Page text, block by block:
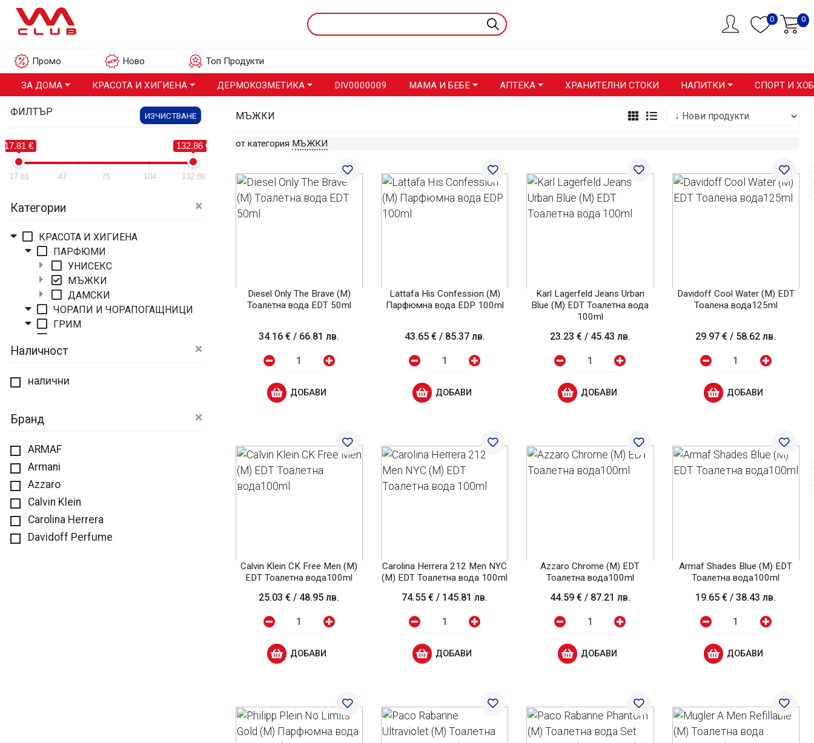
0 0
Промо Ново Топ Продукти
ЗА ДОМА КРАСОТА И ХИГИЕНА ДЕРМОКОЗМЕТИКА DIV0000009 МАМА И БЕБЕ АПТЕКА ХРАНИТЕЛНИ СТОКИ НАПИТКИ СПОРТ И
ФИЛТЪР ИЗЧИСТВАНЕ
17.81 € 132.86 €
17.81 47 75 104 132.86
Категории
КРАСОТА И ХИГИЕНА
ПАРФЮМИ
УНИСЕКС
МЪЖКИ
ДАМСКИ
ЧОРАПИ И ЧОРАПОГАЩНИЦИ
ГРИМ
ЗА ТЯЛО
ЗА ЛИЦЕ
ОРАЛНА ХИГИЕНА
САПУНИ И ДЕЗИНФЕКТАНТИ
БИО И НАТУРАЛНА КОЗМЕТИКА
ТОАЛЕТНИ ПРИНАДЛЕЖНОСТИ
Наличност
налични
Бранд
ARMAF
Armani
Azzaro
Calvin Klein
Carolina Herrera
Davidoff Perfume
МЪЖКИ
от категория МЪЖКИ
Diesel Only The Brave (M)
Тоалетна вода EDT 50ml
34.16 € / 66.81 лв.
ДОБАВИ
Lattafa His Confession (M)
Парфюмна вода EDP 100ml
43.65 €/ 85.37 лв.
ДОБАВИ
Karl Lagerfeld Jeans Urban
Blue (M) EDT Тоалетна вода
100ml
23.23 €/ 45.43 лв.
ДОБАВИ
Davidoff Cool Water (M) EDT
Тоалена вода125ml
29.97 € / 58.62 лв.
ДОБАВИ
Calvin Klein CK Free Men (M)
EDT Тоалетна вода100ml
25.03 € / 48.95 лв.
ДОБАВИ
Carolina Herrera 212 Men NYC
(M) EDT Тоалетна вода 100ml
74.55 € / 145.81 лв.
ДОБАВИ
Azzaro Chrome (M) EDT
Тоалетна вода100ml
44.59 €/ 87.21 лв.
ДОБАВИ
Armaf Shades Blue (M) EDT
Тоалетна вода100ml
19.65 € /38.43 лв.
ДОБАВИ